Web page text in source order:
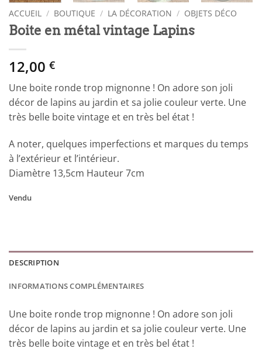
ACCUEIL / BOUTIQUE / LA DÉCORATION / OBJETS DÉCO
Boite en métal vintage Lapins
12,00 €
Une boite ronde trop mignonne ! On adore son joli
décor de lapins au jardin et sa jolie couleur verte. Une
très belle boite vintage et en très bel état !
A noter, quelques imperfections et marques du temps
à l’extérieur et l’intérieur.
Diamètre 13,5cm Hauteur 7cm
Vendu
DESCRIPTION
INFORMATIONS COMPLÉMENTAIRES
Une boite ronde trop mignonne ! On adore son joli
décor de lapins au jardin et sa jolie couleur verte. Une
très belle boite vintage et en très bel état !